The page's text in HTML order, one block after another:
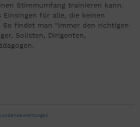
Stimmumfang trainieren kann.
für alle, die keinen
So findet man "immer den richtigen
Solisten, Dirigenten,